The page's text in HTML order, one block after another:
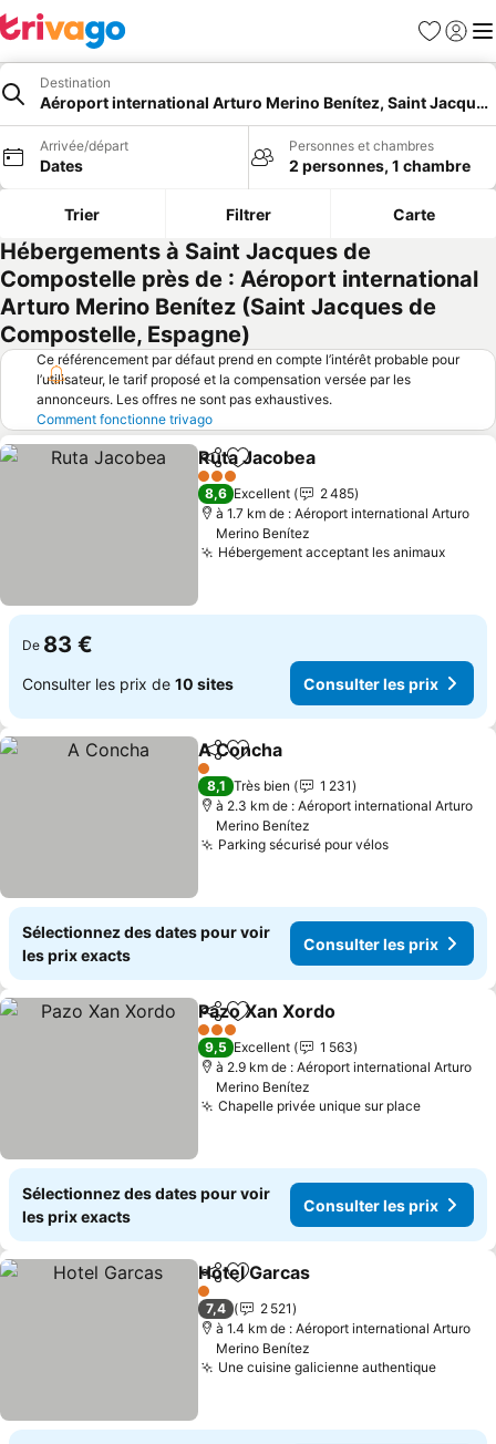
Favoris
Se
Destination
Aéroport international Arturo Merino Benítez, Saint
Arrivée/départ
Dates
Personnes et chambres
2 personnes, 1 chambre
Trier Filtrer Carte
Hébergements à Saint Jacques de
Compostelle près de : Aéroport international
Arturo Merino Benítez (Saint Jacques de
Compostelle, Espagne)
Ce référencement par défaut prend en compte l’intérêt probable pour
l’utilisateur, le tarif proposé et la compensation versée par les
annonceurs. Les offres ne sont pas exhaustives.
Comment fonctionne trivago
PartagerAjouter à mes favoris
Ruta Jacobea
3 Étoiles
8,6 Excellent
2 485
à 1.7 km de : Aéroport international Arturo
Merino Benítez
Hébergement acceptant les animaux
De 83 €
Consulter les prix de 10 sites Consulter les prix
PartagerAjouter à mes favoris
A Concha
1 Étoiles
8,1 Très bien
1 231
à 2.3 km de : Aéroport international Arturo
Merino Benítez
Parking sécurisé pour vélos
Sélectionnez des dates pour voir
les prix exacts
Consulter les prix
PartagerAjouter à mes favoris
Pazo Xan Xordo
3 Étoiles
9,5 Excellent
1 563
à 2.9 km de : Aéroport international Arturo
Merino Benítez
Chapelle privée unique sur place
Sélectionnez des dates pour voir
les prix exacts
Consulter les prix
PartagerAjouter à mes favoris
Hotel Garcas
1 Étoiles
7,4
2 521
à 1.4 km de : Aéroport international Arturo
Merino Benítez
Une cuisine galicienne authentique